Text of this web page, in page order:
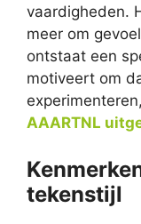
vaardigheden.
meer om
ontstaat een
motiveert om
AAARTNL
tekenstijl